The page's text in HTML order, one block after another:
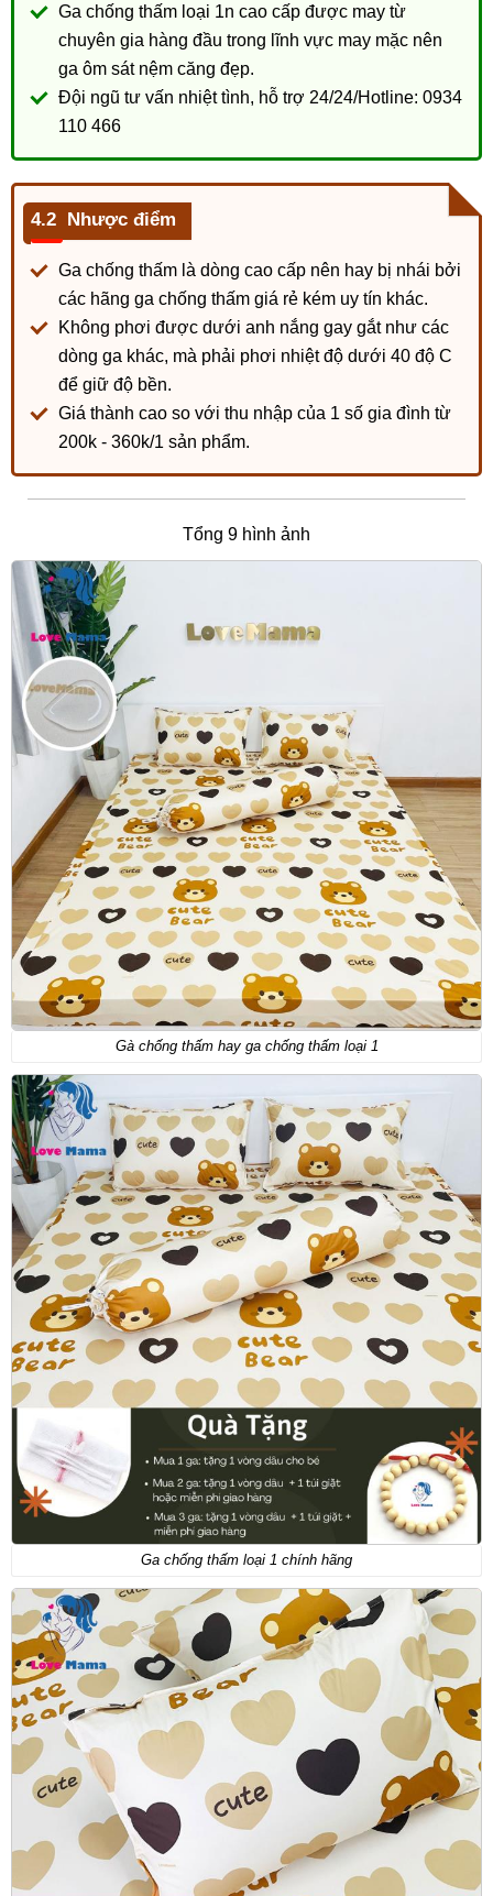
Ga chống thấm loại 1n cao cấp được may từ
chuyên gia hàng đầu trong lĩnh vực may mặc nên
ga ôm sát nệm căng đẹp.
Đội ngũ tư vấn nhiệt tình, hỗ trợ 24/24/Hotline: 0934
110 466
Nhược điểm
Ga chống thấm là dòng cao cấp nên hay bị nhái bởi
các hãng ga chống thấm giá rẻ kém uy tín khác.
Không phơi được dưới anh nắng gay gắt như các
dòng ga khác, mà phải phơi nhiệt độ dưới 40 độ C
để giữ độ bền.
Giá thành cao so với thu nhập của 1 số gia đình từ
200k - 360k/1 sản phẩm.
Tổng 9 hình ảnh
Gà chống thấm hay ga chống thấm loại 1
Ga chống thấm loại 1 chính hãng